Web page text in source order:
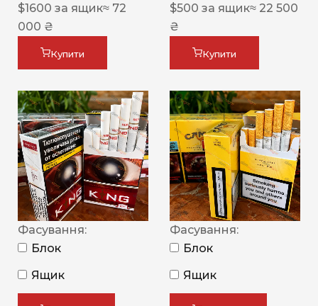
$1600 за ящик≈ 72
000 ₴
Купити
$500 за ящик≈ 22 500
₴
Купити
Фасування:
Блок
Ящик
Фасування:
Блок
Ящик